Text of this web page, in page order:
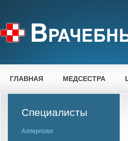
ГЛАВНАЯ МЕДСЕСТРА
Специалисты
Аллерголог